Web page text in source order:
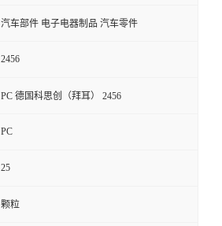
汽车部件 电子电器制品 汽车零件
2456
PC 德国科思创（拜耳） 2456
PC
25
颗粒